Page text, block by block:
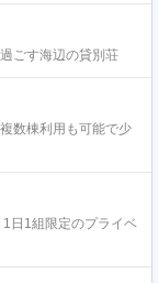
ごす海辺の貸別荘
数棟利用も可能で少
日1組限定のプライベ